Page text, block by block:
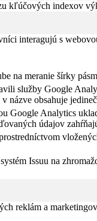
kľúčových indexov
interagujú s
na meranie šírky
služby Google
názve obsahuje
Google Analytics
údajov
Issuu na
reklám a